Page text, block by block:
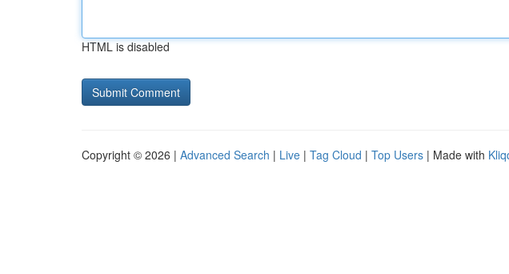
HTML is disabled
Copyright © 2026 | Advanced Search | Live | Tag Cloud | Top Users | Made with